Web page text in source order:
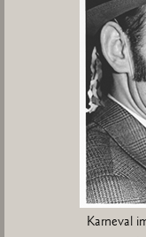
Karneval